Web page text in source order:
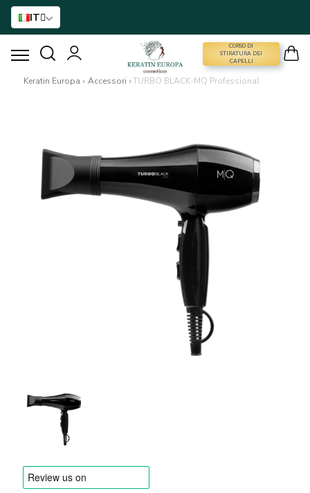
IT
CORSO DI
STIRATURA DEI
CAPELLI
CORSO DI STIRATURA DEI CAPELLI
TRATTAMENTO DEI CAPELLI
Domande frequenti
Recensioni
Keratin Europa › Accessori ›TURBO BLACK-MQ Professional